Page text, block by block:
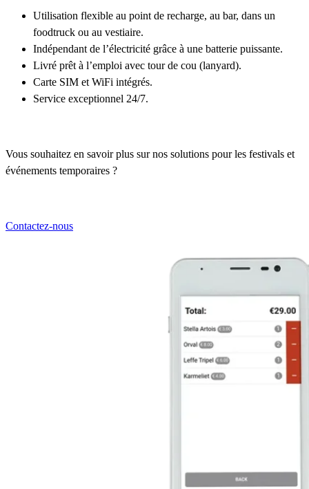
Utilisation flexible au point de recharge, au bar, dans un
foodtruck ou au vestiaire.
Indépendant de l’électricité grâce à une batterie puissante.
Livré prêt à l’emploi avec tour de cou (lanyard).
Carte SIM et WiFi intégrés.
Service exceptionnel 24/7.
Vous souhaitez en savoir plus sur nos solutions pour les festivals et
événements temporaires ?
Contactez-nous